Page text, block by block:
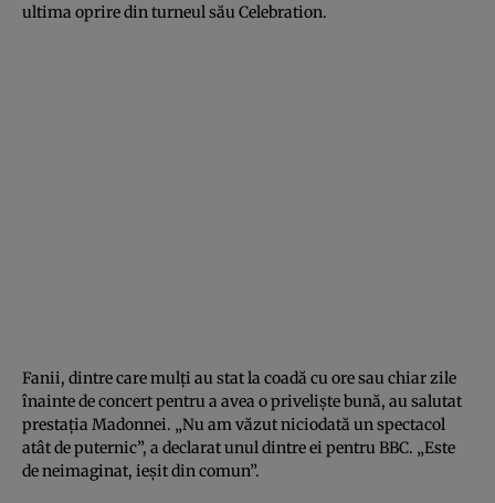
ultima oprire din turneul său Celebration.
Fanii, dintre care mulți au stat la coadă cu ore sau chiar zile
înainte de concert pentru a avea o priveliște bună, au salutat
prestația Madonnei. „Nu am văzut niciodată un spectacol
atât de puternic”, a declarat unul dintre ei pentru BBC. „Este
de neimaginat, ieșit din comun”.